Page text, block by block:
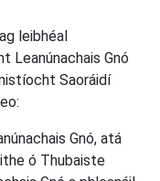
leibhéal
Leanúnachais Gnó
Saoráidí
Gnó, atá
ó Thubaiste